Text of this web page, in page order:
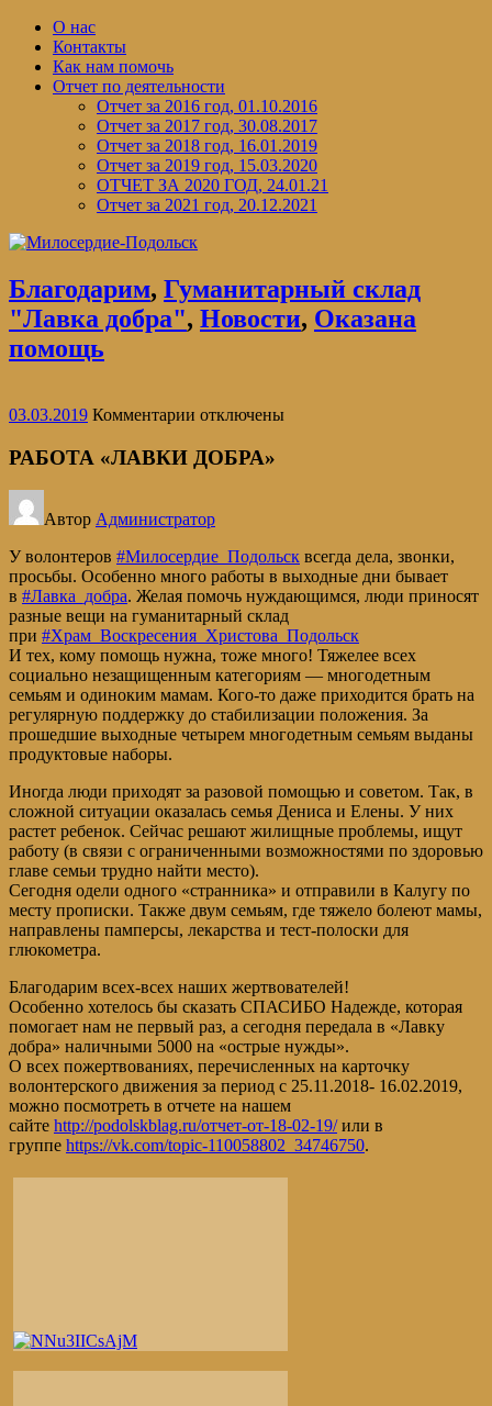
Перейти
содержимому
О нас
Контакты
Как нам помочь
Отчет по деятельности
Отчет за 2016 год, 01.10.2016
Отчет за 2017 год, 30.08.2017
Отчет за 2018 год, 16.01.2019
Отчет за 2019 год, 15.03.2020
ОТЧЕТ ЗА 2020 ГОД, 24.01.21
Отчет за 2021 год, 20.12.2021
Благодарим, Гуманитарный склад
"Лавка добра", Новости, Оказана
помощь
03.03.2019 Комментарии к
РАБОТА
«ЛАВКИ
отключены
РАБОТА «ЛАВКИ ДОБРА»
Автор Администратор
У волонтеров #Милосердие_Подольск всегда дела, звонки,
просьбы. Особенно много работы в выходные дни бывает
в #Лавка_добра. Желая помочь нуждающимся, люди приносят
разные вещи на гуманитарный склад
при #Храм_Воскресения_Христова_Подольск
И тех, кому помощь нужна, тоже много! Тяжелее всех
социально незащищенным категориям — многодетным
семьям и одиноким мамам. Кого-то даже приходится брать на
регулярную поддержку до стабилизации положения. За
прошедшие выходные четырем многодетным семьям выданы
продуктовые наборы.
Иногда люди приходят за разовой помощью и советом. Так, в
сложной ситуации оказалась семья Дениса и Елены. У них
растет ребенок. Сейчас решают жилищные проблемы, ищут
работу (в связи с ограниченными возможностями по здоровью
главе семьи трудно найти место).
Сегодня одели одного «странника» и отправили в Калугу по
месту прописки. Также двум семьям, где тяжело болеют мамы,
направлены памперсы, лекарства и тест-полоски для
глюкометра.
Благодарим всех-всех наших жертвователей!
Особенно хотелось бы сказать СПАСИБО Надежде, которая
помогает нам не первый раз, а сегодня передала в «Лавку
добра» наличными 5000 на «острые нужды».
О всех пожертвованиях, перечисленных на карточку
волонтерского движения за период с 25.11.2018- 16.02.2019,
можно посмотреть в отчете на нашем
сайте http://podolskblag.ru/отчет-от-18-02-19/или в
группе https://vk.com/topic-110058802_34746750.